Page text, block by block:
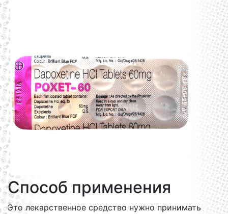
Способ применения
Это лекарственное средство нужно принимать